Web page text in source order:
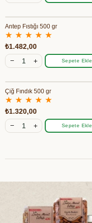
Antep Fıstığı 500 gr
★ ★ ★ ★ ★
₺1.482,00
Sepete Ekle
Çiğ Fındık 500 gr
★ ★ ★ ★ ★
₺1.320,00
Sepete Ekle